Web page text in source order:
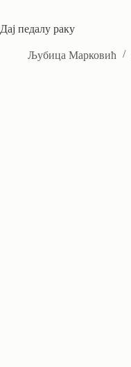
Дај педалу раку
Љубица Марковић